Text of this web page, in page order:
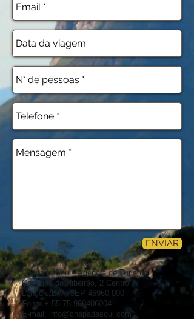
ENVIAR
Chapada Soul - Agência de Turismo
Caminho do Ribeirão, 2 Centro
Lençóis/BA - CEP 46960-000
Fone: + 55 75 999406004
E-mail: info@chapadasoul.com